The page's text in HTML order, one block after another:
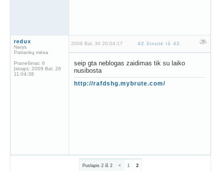
redux
Narys
Patrankų mėsa
Pranešimai: 6
Įstojęs: 2009 Bal. 26
11:04:38
2009 Bal. 30 20:04:17 42 žinutė iš 42
seip gta neblogas zaidimas tik su laiko
nusibosta
http://rafdshg.mybrute.com/
Puslapis 2 iš 2 < 1 2